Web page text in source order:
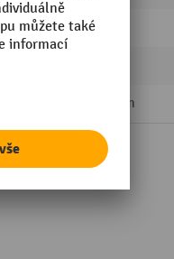
lehký
9,4 mm